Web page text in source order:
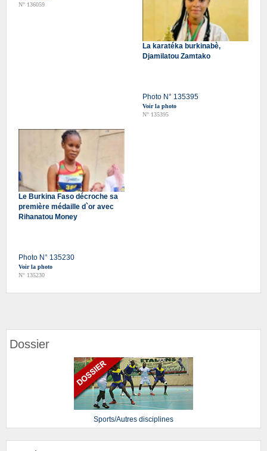
N° 136059
La karatéka burkinabè,
Djamilatou Zamtako
Photo N° 135395
Voir la photo
N° 135395
Le Burkina Faso décroche sa
première médaille d`or avec
Rihanatou Money
Photo N° 135230
Voir la photo
N° 135230
Dossier
Sports/Autres disciplines